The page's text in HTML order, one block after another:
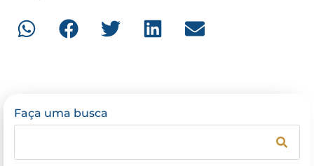
Faça uma busca